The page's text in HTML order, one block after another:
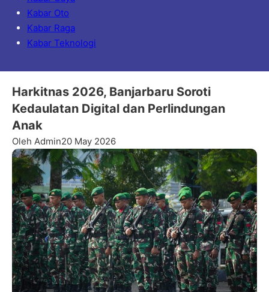
Kabar Oto
Kabar Raga
Kabar Teknologi
Harkitnas 2026, Banjarbaru Soroti
Kedaulatan Digital dan Perlindungan
Anak
Oleh Admin20 May 2026